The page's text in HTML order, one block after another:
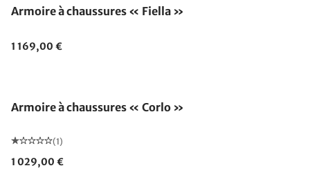
Armoire à chaussures « Fiella »
1 169,00 €
Armoire à chaussures « Corlo »
(1)
1 029,00 €